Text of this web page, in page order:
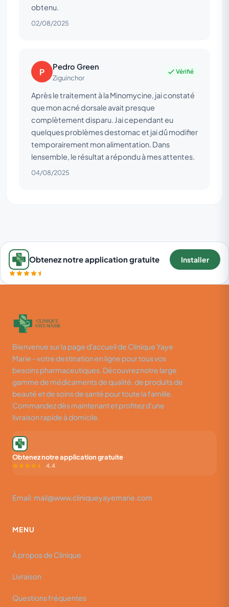
obtenu.
02/08/2025
P Pedro Green
Ziguinchor
Vérifié
Après le traitement à la Minomycine, jai constaté
que mon acné dorsale avait presque
complètement disparu. Jai cependant eu
quelques problèmes destomac et jai dû modifier
temporairement mon alimentation. Dans
lensemble, le résultat a répondu à mes attentes.
04/08/2025
Obtenez notre application gratuite Installer
Bienvenue sur la page d'accueil de Clinique Yaye
Marie - votre destination en ligne pour tous vos
besoins pharmaceutiques. Découvrez notre large
gamme de médicaments de qualité, de produits de
beauté et de soins de santé pour toute la famille.
Commandez dès maintenant et profitez d'une
livraison rapide à domicile.
Obtenez notre application gratuite
4.4
Email: mail@www.cliniqueyayemarie.com
MENU
À propos de Clinique
Livraison
Questions fréquentes